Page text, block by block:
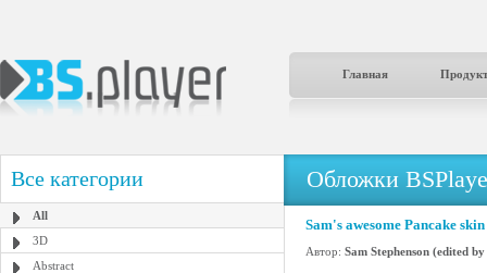
Главная
Все категории
All
3D
Abstract
Обложки
Sam's awesome Pancake
Автор: Sam Stephenson (edited by